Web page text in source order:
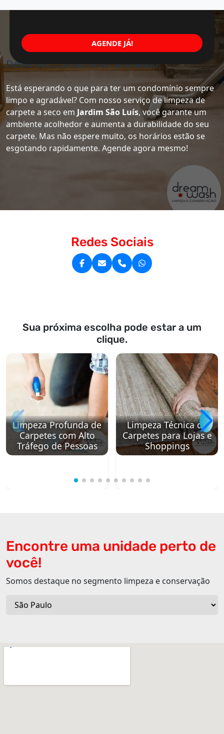
Deixe seu Condomínio Brilhando!
Está esperando o que para ter um condomínio sempre
limpo e agradável? Com nosso serviço de limpeza de
carpete a seco em Jardim São Luís, você garante um
ambiente acolhedor e aumenta a durabilidade do seu
carpete. Mas não espere muito, os horários estão se
esgotando rapidamente. Agende agora mesmo!
AGENDE JÁ!
Redes Sociais
Sua próxima escolha pode estar a um
clique.
Limpeza Profunda de
Carpetes com Alto
Tráfego de Pessoas
Limpeza Técnica de
Carpetes para Lojas e
Shoppings
Encontre uma unidade perto de
você!
Somos destaque no segmento limpeza e conservação